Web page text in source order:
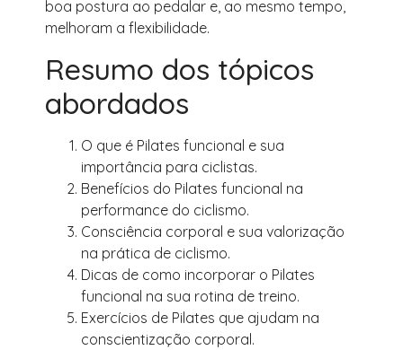
boa postura ao pedalar e, ao mesmo tempo,
melhoram a flexibilidade.
Resumo dos tópicos
abordados
O que é Pilates funcional e sua
importância para ciclistas.
Benefícios do Pilates funcional na
performance do ciclismo.
Consciência corporal e sua valorização
na prática de ciclismo.
Dicas de como incorporar o Pilates
funcional na sua rotina de treino.
Exercícios de Pilates que ajudam na
conscientização corporal.